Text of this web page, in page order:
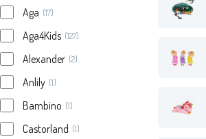
Aga (17)
Aga4Kids (127)
Alexander (2)
Anlily (1)
Bambino (1)
Castorland (1)